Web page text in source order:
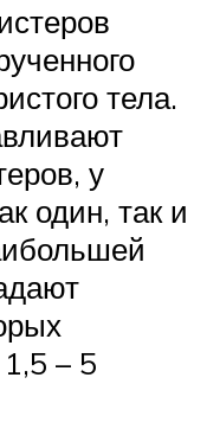
тела.
у
один, так и
– 5